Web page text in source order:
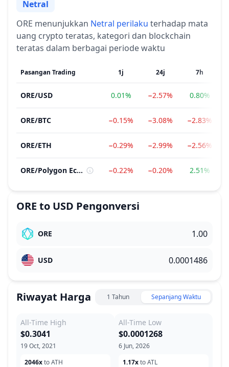
Sentimen
Netral
ORE menunjukkan Netral perilaku terhadap mata
uang crypto teratas, kategori dan blockchain
teratas dalam berbagai periode waktu
Pasangan Trading 1j 24j 7h
ORE/USD 0.01% −2.57% 0.80%
ORE/BTC −0.15% −3.08% −2.83%
ORE/ETH −0.29% −2.99% −2.56%
ORE/ Polygon Ecosystem −0.22% −0.20% 2.51%
ORE to USD Pengonversi
ORE
USD
Riwayat Harga 1 Tahun Sepanjang Waktu
All-Time High
19 Oct, 2021
$0.3041
2046xto ATH
All-Time Low
6 Jun, 2026
$0.0001268
1.17xto ATL